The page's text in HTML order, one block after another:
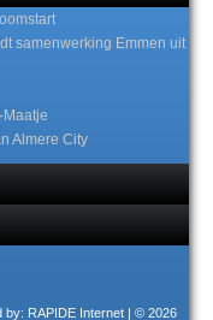
samenwerking Emmen uit
Almere City
by: RAPIDE Internet | © 2026